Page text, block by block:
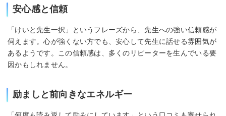
安心感と信頼
「けいと先生一択」というフレーズから、先生への強い信頼感が
伺えます。心が強くない方でも、安心して先生に話せる雰囲気が
あるようです。この信頼感は、多くのリピーターを生んでいる要
因かもしれません。
励ましと前向きなエネルギー